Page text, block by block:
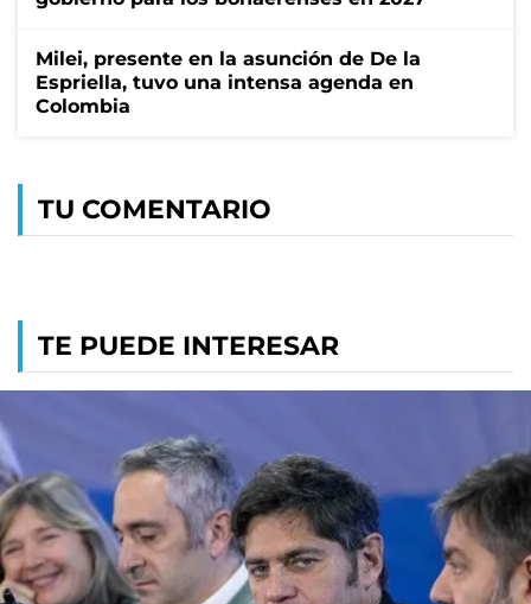
Milei, presente en la asunción de De la
Espriella, tuvo una intensa agenda en
Colombia
TU COMENTARIO
TE PUEDE INTERESAR